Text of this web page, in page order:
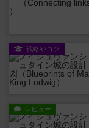
戦略やコツ
レビュー